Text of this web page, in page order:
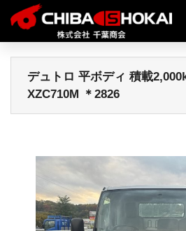
デュトロ 平ボディ 積載
XZC710M ＊2826